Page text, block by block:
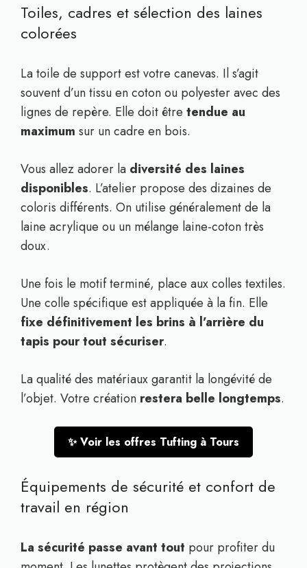
Toiles, cadres et sélection des laines
colorées
La toile de support est votre canevas. Il s’agit
souvent d’un tissu en coton ou polyester avec des
lignes de repère. Elle doit être tendue au
maximum sur un cadre en bois.
Vous allez adorer la diversité des laines
disponibles. L’atelier propose des dizaines de
coloris différents. On utilise généralement de la
laine acrylique ou un mélange laine-coton très
doux.
Une fois le motif terminé, place aux colles textiles.
Une colle spécifique est appliquée à la fin. Elle
fixe définitivement les brins à l’arrière du
tapis pour tout sécuriser.
La qualité des matériaux garantit la longévité de
l’objet. Votre création restera belle longtemps.
✨ Voir les offres Tufting à Tours
Équipements de sécurité et confort de
travail en région
La sécurité passe avant tout pour profiter du